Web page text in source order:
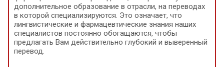
дополнительное образование в отрасли, на переводах
в которой специализируются. Это означает, что
лингвистические и фармацевтические знания наших
специалистов постоянно обогащаются, чтобы
предлагать Вам действительно глубокий и выверенный
перевод.